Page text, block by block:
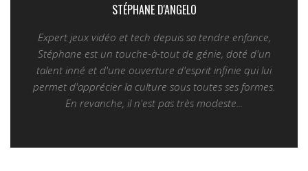
STÉPHANE D'ANGELO
Expert jeux vidéo et tech depuis sa tendre enfance,
Stéphane est un touche-à-tout de génie, doté d'un
talent inné et d'une ouverture d'esprit infinie qui lui
permet d'apprécier la culture sous toutes ses formes.
En revanche, il n'est pas très modeste...